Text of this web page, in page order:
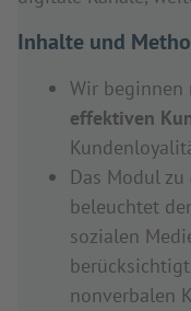
Inhalte und
Wir beginnen
effektiven
Das Modul zu
beleuchtet
sozialen
nonverbalen